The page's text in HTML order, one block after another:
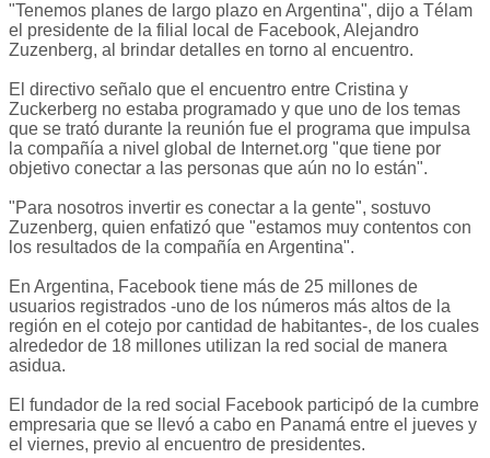
"Tenemos planes de largo plazo en Argentina", dijo a Télam
el presidente de la filial local de Facebook, Alejandro
Zuzenberg, al brindar detalles en torno al encuentro.
El directivo señalo que el encuentro entre Cristina y
Zuckerberg no estaba programado y que uno de los temas
que se trató durante la reunión fue el programa que impulsa
la compañía a nivel global de Internet.org "que tiene por
objetivo conectar a las personas que aún no lo están".
"Para nosotros invertir es conectar a la gente", sostuvo
Zuzenberg, quien enfatizó que "estamos muy contentos con
los resultados de la compañía en Argentina".
En Argentina, Facebook tiene más de 25 millones de
usuarios registrados -uno de los números más altos de la
región en el cotejo por cantidad de habitantes-, de los cuales
alrededor de 18 millones utilizan la red social de manera
asidua.
El fundador de la red social Facebook participó de la cumbre
empresaria que se llevó a cabo en Panamá entre el jueves y
el viernes, previo al encuentro de presidentes.